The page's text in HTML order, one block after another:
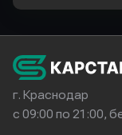
г. Краснодар
с 09:00 по 21:00,